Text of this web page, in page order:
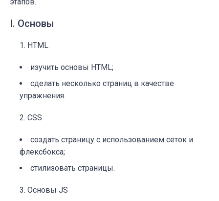
I. Основы
HTML
изучить основы HTML;
сделать несколько страниц в качестве
упражнения.
CSS
создать страницу с использованием сеток и
флексбокса;
стилизовать страницы.
Основы JS